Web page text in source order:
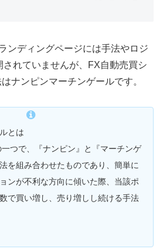
ンディングページには手法やロジ
れていませんが、
FX自動売買シ
ナンピンマーチンゲールです。
とは
つで、『ナンピン』と『マーチンゲ
を組み合わせたものであり、簡単に
ンが不利な方向に傾いた際、当該ポ
で買い増し、売り増しし続ける手法